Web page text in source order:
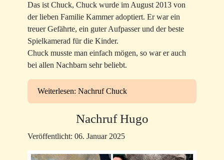
Das ist Chuck, Chuck wurde im August 2013 von
der lieben Familie Kammer adoptiert. Er war ein
treuer Gefährte, ein guter Aufpasser und der beste
Spielkamerad für die Kinder.
Chuck musste man einfach mögen, so war er auch
bei allen Nachbarn sehr beliebt.
Weiterlesen: Nachruf Chuck
Nachruf Hugo
Veröffentlicht: 06. Januar 2025